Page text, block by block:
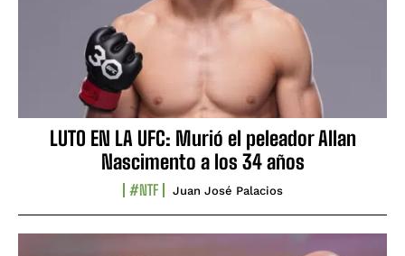
LUTO EN LA UFC: Murió el peleador Allan
Nascimento a los 34 años
#NTF Juan José Palacios